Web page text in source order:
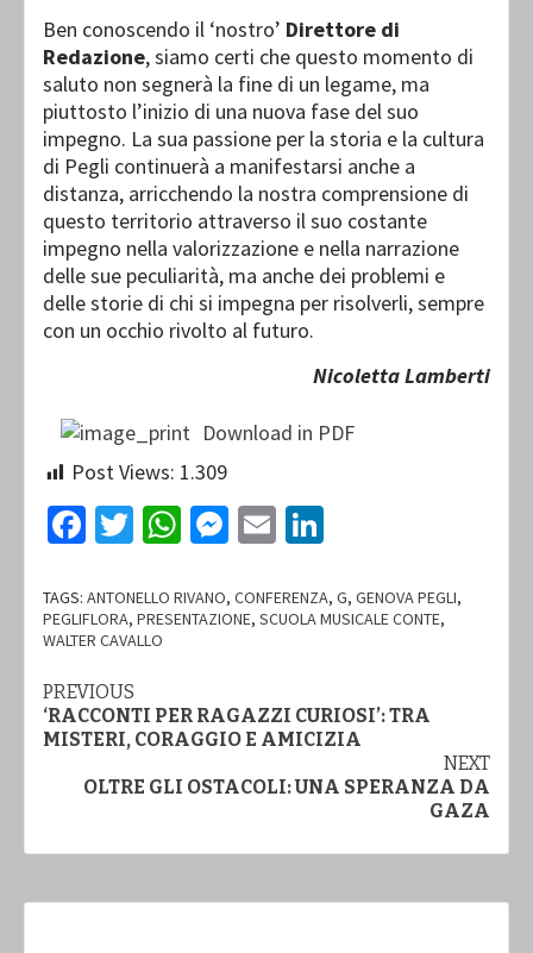
Ben conoscendo il ‘nostro’ Direttore di
Redazione, siamo certi che questo momento di
saluto non segnerà la fine di un legame, ma
piuttosto l’inizio di una nuova fase del suo
impegno. La sua passione per la storia e la cultura
di Pegli continuerà a manifestarsi anche a
distanza, arricchendo la nostra comprensione di
questo territorio attraverso il suo costante
impegno nella valorizzazione e nella narrazione
delle sue peculiarità, ma anche dei problemi e
delle storie di chi si impegna per risolverli, sempre
con un occhio rivolto al futuro.
Nicoletta Lamberti
Download in PDF
Post Views: 1.309
Facebook
Twitter
WhatsApp
Messenger
Email
TAGS: ANTONELLO RIVANO, CONFERENZA, G, GENOVA PEGLI,
PEGLIFLORA, PRESENTAZIONE, SCUOLA MUSICALE CONTE,
WALTER CAVALLO
Continue
Reading
PREVIOUS
‘RACCONTI PER RAGAZZI CURIOSI’: TRA
MISTERI, CORAGGIO E AMICIZIA
NEXT
OLTRE GLI OSTACOLI: UNA SPERANZA DA
GAZA